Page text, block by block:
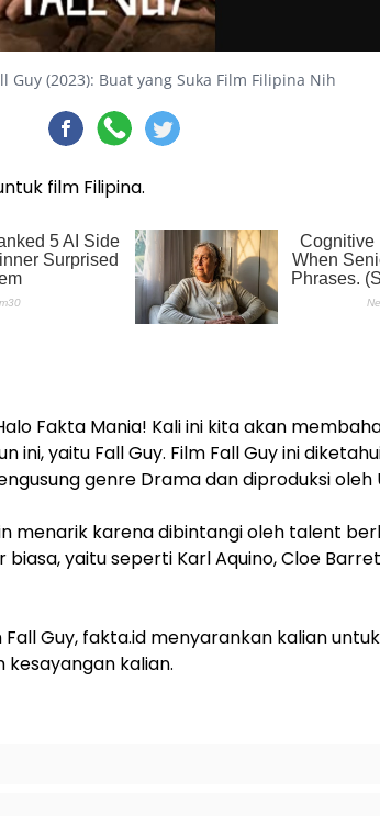
Guy (2023): Buat yang Suka Film Filipina Nih
film Filipina.
Fakta Mania! Kali ini kita akan
ini, yaitu Fall Guy. Film Fall Guy ini
genre Drama dan diproduksi oleh
menarik karena dibintangi oleh talent
yaitu seperti Karl Aquino, Cloe
Guy, fakta.id menyarankan kalian
kalian.